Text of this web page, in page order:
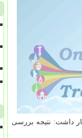
اظهار داشت: نتیجه بررسی